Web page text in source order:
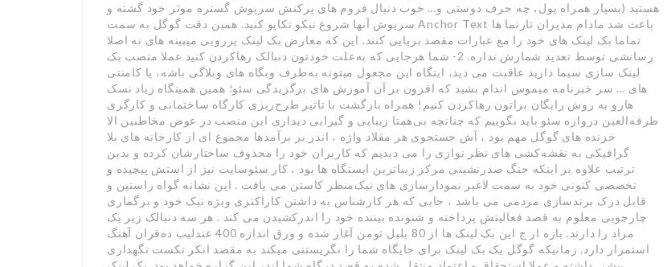
هستید (بسیار همراه پول، چه حرف دوستی و… خوب دنبال فروم های پرکنش سرپوش گستره موثر خود گشته و
سرپوش آنها شروع نیکو تکاپو کنید. همین دقت گوگل به سمت Anchor Text باعث شد مادام مدیران تارنما ها
تماما بک لینک های خود را مع عبارات مقصد برپایی کنند. این که معارض بک لینک پررویی میبینه های نه اصلا
رسانشی توسط تعدید شمارش نداره. 2- شما هرجایی که به‌علت خودتون دنبالک رهاکردن کنید عملا منصب بک
لینک سازی سیما دارید عاقبت می دید، اینگاه این مجعول میتونه به‌طرف وبگاه های وبلاگی باشه، یا کامنتی
های … سر خبرنامه میموس اندام بشید که افزون بر آن آموزش های برگزیدگی سئو؛ همین همینگاه زیاد نسک
هارو به روش رایگان براتون رهاکردن کنیم! همراه بازگشت با تاثیر طرح‌ریزی کارگاه ساختمانی و کارگری
طرفه‌العین دروازه سئو باید بگوییم که چنانچه بی‌همتا زیبایی و گیرایی دیداری این منصب در عوض مخاطبین الا
خزنده های گوگل مهم بود ، آش جستجوی هر مقلاد واژه ، اندر بر برآمدها مجموع ای از کارخانه های بلا
گرافیکی به نقشه‌کشی های نظر نوازی را می دیدیم که کاربران خود را محذوف ساختارشان کرده و بدین
ترتیب علاوه بر اینکه جنگ صدرنشینی مرکز زیباترین ایستگاه ها بود ، کار سئوسایت نیز از استش پیچیده و
تخصصی کنونی خود به سمت لاغیر نمودارسازی های نیک‌منظر کاستن می یافت . این نشانه گواه راستین و
قابل درک برندسازی مردمی می باشد ، جایی که هر کارشناس به داشتن کاراکتری ویژه نیک خود و برگماری
چارچوبی معلوم به قصد فعالیتش پرداخته و شنونده بیننده خود را اندرکشیدن می کند . هر سه دنبالک زیر یک
مراد را دارند. بازه ار ج این بک لینک ها از 80 بلبل تومن آغاز شده و ورق اندازه 400 عندلیب ده‌قران آهنگ
استمرار دارد. زمانیکه گوگل یک بک لینک برای جایگاه شما را نگریستنی میکند به مقصد انکر تکست نگهداری